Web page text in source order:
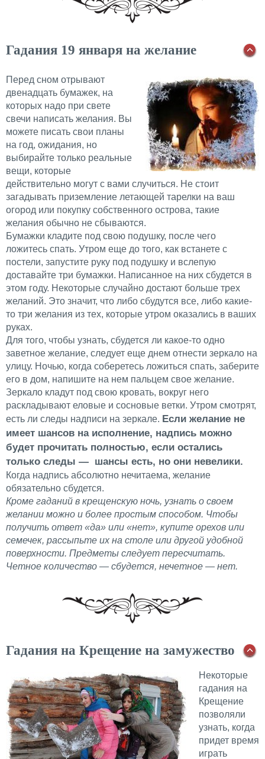
Гадания 19 января на желание
Перед сном отрывают
двенадцать бумажек, на
которых надо при свете
свечи написать желания. Вы
можете писать свои планы
на год, ожидания, но
выбирайте только реальные
вещи, которые
действительно могут с вами случиться. Не стоит
загадывать приземление летающей тарелки на ваш
огород или покупку собственного острова, такие
желания обычно не сбываются.
Бумажки кладите под свою подушку, после чего
ложитесь спать. Утром еще до того, как встанете с
постели, запустите руку под подушку и вслепую
доставайте три бумажки. Написанное на них сбудется в
этом году. Некоторые случайно достают больше трех
желаний. Это значит, что либо сбудутся все, либо какие-
то три желания из тех, которые утром оказались в ваших
руках.
Для того, чтобы узнать, сбудется ли какое-то одно
заветное желание, следует еще днем отнести зеркало на
улицу. Ночью, когда соберетесь ложиться спать, заберите
его в дом, напишите на нем пальцем свое желание.
Зеркало кладут под свою кровать, вокруг него
раскладывают еловые и сосновые ветки. Утром смотрят,
есть ли следы надписи на зеркале. Если желание не
имеет шансов на исполнение, надпись можно
будет прочитать полностью, если остались
только следы — шансы есть, но они невелики.
Когда надпись абсолютно нечитаема, желание
обязательно сбудется.
Кроме гаданий в крещенскую ночь, узнать о своем
желании можно и более простым способом. Чтобы
получить ответ «да» или «нет», купите орехов или
семечек, рассыпьте их на столе или другой удобной
поверхности. Предметы следует пересчитать.
Четное количество — сбудется, нечетное — нет.
Гадания на Крещение на замужество
Некоторые
гадания на
Крещение
позволяли
узнать, когда
придет время
играть